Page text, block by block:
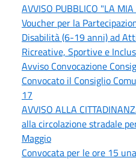
AVVISO PUBBLICO "LA
Voucher per la
Disabilità (6-19 anni) ad
Ricreative, Sportive e
Avviso Convocazione
Convocato il Consiglio
17
AVVISO ALLA
alla circolazione stradale
Maggio
Convocata per le ore 15